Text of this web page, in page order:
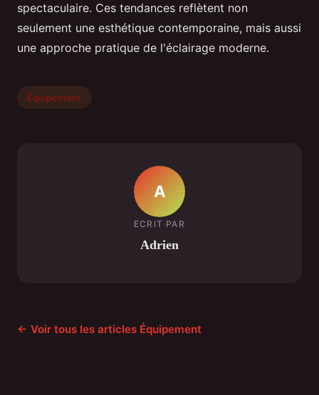
spectaculaire. Ces tendances reflètent non
seulement une esthétique contemporaine, mais aussi
une approche pratique de l'éclairage moderne.
Équipement
A
ECRIT PAR
Adrien
← Voir tous les articles Équipement